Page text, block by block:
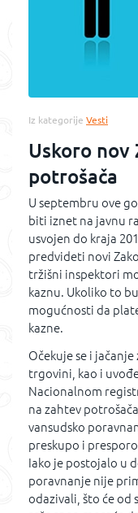
Iz kategorije Vesti
Uskoro nov
potrošača
U septembru ove
biti iznet na javnu
usvojen do kraja
predvideti novi
tržišni inspektori
kaznu. Ukoliko to
mogućnosti da
kazne.
Očekuje se i
trgovini, kao i
Nacionalnom
na zahtev
vansudsko
preskupo i
Iako je postojalo u
poravnanje nije
odazivali, što će od